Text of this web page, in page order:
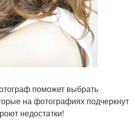
поможет выбрать
на фотографиях подчеркнут
недостатки!